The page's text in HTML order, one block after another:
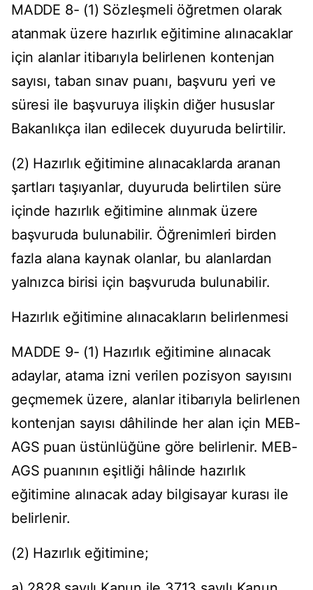
MADDE 8- (1) Sözleşmeli öğretmen olarak
atanmak üzere hazırlık eğitimine alınacaklar
için alanlar itibarıyla belirlenen kontenjan
sayısı, taban sınav puanı, başvuru yeri ve
süresi ile başvuruya ilişkin diğer hususlar
Bakanlıkça ilan edilecek duyuruda belirtilir.
(2) Hazırlık eğitimine alınacaklarda aranan
şartları taşıyanlar, duyuruda belirtilen süre
içinde hazırlık eğitimine alınmak üzere
başvuruda bulunabilir. Öğrenimleri birden
fazla alana kaynak olanlar, bu alanlardan
yalnızca birisi için başvuruda bulunabilir.
Hazırlık eğitimine alınacakların belirlenmesi
MADDE 9- (1) Hazırlık eğitimine alınacak
adaylar, atama izni verilen pozisyon sayısını
geçmemek üzere, alanlar itibarıyla belirlenen
kontenjan sayısı dâhilinde her alan için MEB-
AGS puan üstünlüğüne göre belirlenir. MEB-
AGS puanının eşitliği hâlinde hazırlık
eğitimine alınacak aday bilgisayar kurası ile
belirlenir.
(2) Hazırlık eğitimine;